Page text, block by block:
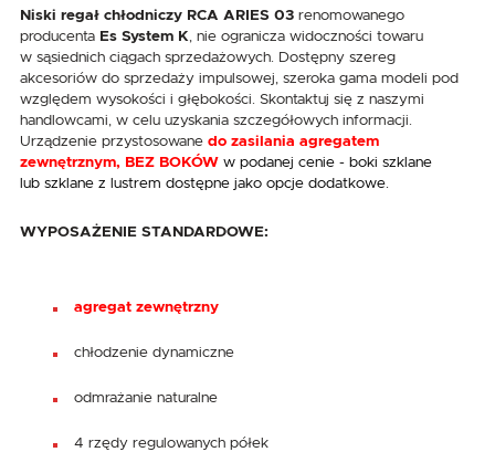
Niski regał chłodniczy RCA ARIES 03 renomowanego
producenta Es System K , nie ogranicza widoczności towaru
w sąsiednich ciągach sprzedażowych. Dostępny szereg
akcesoriów do sprzedaży impulsowej, szeroka gama modeli pod
względem wysokości i głębokości. Skontaktuj się z naszymi
handlowcami, w celu uzyskania szczegółowych informacji.
Urządzenie przystosowane do zasilania agregatem
zewnętrznym, BEZ BOKÓW w podanej cenie - boki szklane
lub szklane z lustrem dostępne jako opcje dodatkowe.
WYPOSAŻENIE STANDARDOWE:
agregat zewnętrzny
chłodzenie dynamiczne
odmrażanie naturalne
4 rzędy regulowanych półek